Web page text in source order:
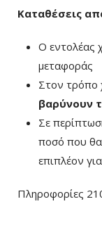
Καταθέσεις
Ο εντολέας
μεταφοράς
Στον τρόπο
βαρύνουν
Σε
ποσό που θα
επιπλέον
Πληροφορίες